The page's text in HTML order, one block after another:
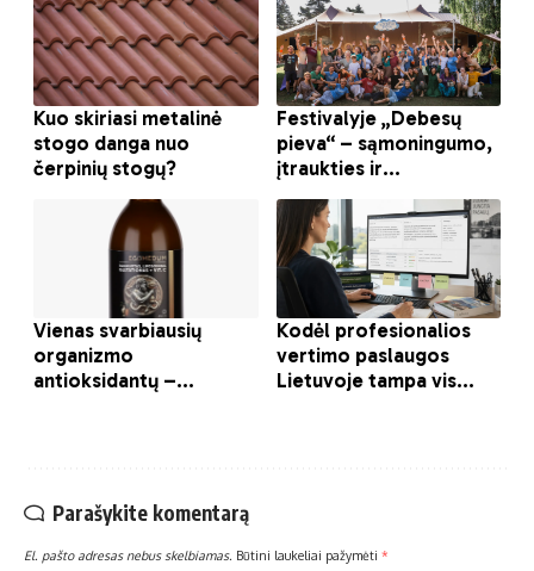
Parašykite komentarą
El. pašto adresas nebus skelbiamas. Būtini laukeliai pažymėti *